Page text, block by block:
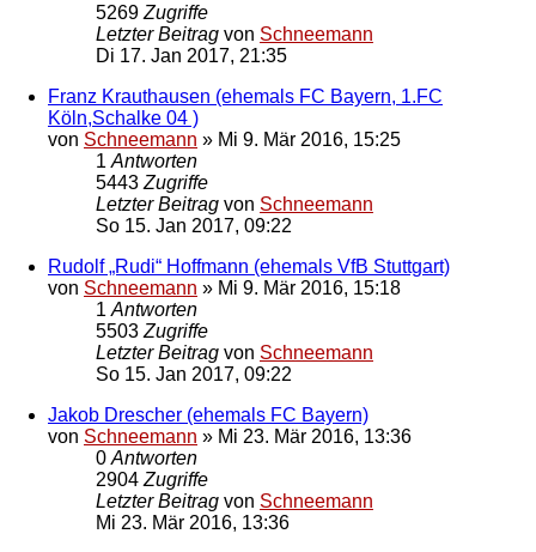
5269Zugriffe
Letzter Beitrag von Schneemann
Di 17. Jan 2017, 21:35
Franz Krauthausen (ehemals FC Bayern, 1.FC
Köln,Schalke 04 )
von Schneemann » Mi 9. Mär 2016, 15:25
1Antworten
5443Zugriffe
Letzter Beitrag von Schneemann
So 15. Jan 2017, 09:22
Rudolf „Rudi“ Hoffmann (ehemals VfB Stuttgart)
von Schneemann » Mi 9. Mär 2016, 15:18
1Antworten
5503Zugriffe
Letzter Beitrag von Schneemann
So 15. Jan 2017, 09:22
Jakob Drescher (ehemals FC Bayern)
von Schneemann » Mi 23. Mär 2016, 13:36
0Antworten
2904Zugriffe
Letzter Beitrag von Schneemann
Mi 23. Mär 2016, 13:36